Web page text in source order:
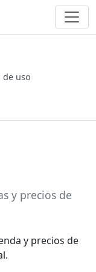
de uso
y precios de
y precios de